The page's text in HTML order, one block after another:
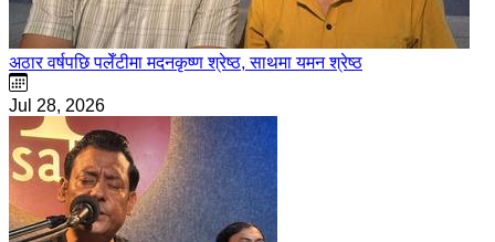
अठार वर्षपछि पलेँटीमा मदनकृष्ण श्रेष्ठ, साथमा यमन श्रेष्ठ
Jul 28, 2026